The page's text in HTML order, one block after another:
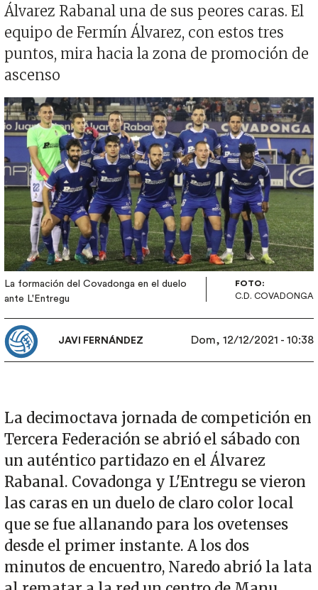
Álvarez Rabanal una de sus peores caras. El
equipo de Fermín Álvarez, con estos tres
puntos, mira hacia la zona de promoción de
ascenso
Imagen
La formación del Covadonga en el duelo
ante L'Entregu
FOTO:
C.D. COVADONGA
JAVI FERNÁNDEZ Dom, 12/12/2021 - 10:38
La decimoctava jornada de competición en
Tercera Federación se abrió el sábado con
un auténtico partidazo en el Álvarez
Rabanal. Covadonga y L'Entregu se vieron
las caras en un duelo de claro color local
que se fue allanando para los ovetenses
desde el primer instante. A los dos
minutos de encuentro, Naredo abrió la lata